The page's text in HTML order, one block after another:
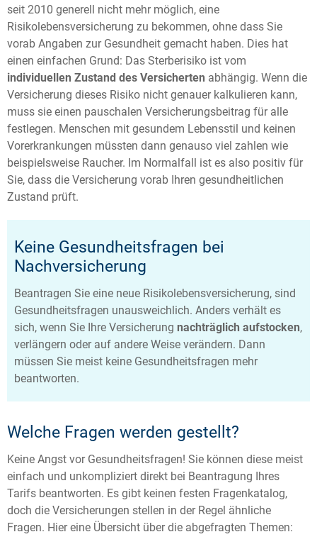
seit 2010 generell nicht mehr möglich, eine
Risikolebensversicherung zu bekommen, ohne dass Sie
vorab Angaben zur Gesundheit gemacht haben. Dies hat
einen einfachen Grund: Das Sterberisiko ist vom
individuellen Zustand des Versicherten abhängig. Wenn die
Versicherung dieses Risiko nicht genauer kalkulieren kann,
muss sie einen pauschalen Versicherungsbeitrag für alle
festlegen. Menschen mit gesundem Lebensstil und keinen
Vorerkrankungen müssten dann genauso viel zahlen wie
beispielsweise Raucher. Im Normalfall ist es also positiv für
Sie, dass die Versicherung vorab Ihren gesundheitlichen
Zustand prüft.
Keine Gesundheitsfragen bei
Nachversicherung
Beantragen Sie eine neue Risikolebensversicherung, sind
Gesundheitsfragen unausweichlich. Anders verhält es
sich, wenn Sie Ihre Versicherung nachträglich aufstocken,
verlängern oder auf andere Weise verändern. Dann
müssen Sie meist keine Gesundheitsfragen mehr
beantworten.
Welche Fragen werden gestellt?
Keine Angst vor Gesundheitsfragen! Sie können diese meist
einfach und unkompliziert direkt bei Beantragung Ihres
Tarifs beantworten. Es gibt keinen festen Fragenkatalog,
doch die Versicherungen stellen in der Regel ähnliche
Fragen. Hier eine Übersicht über die abgefragten Themen: